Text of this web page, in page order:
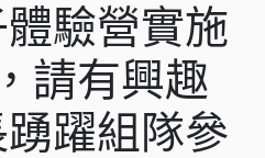
驗營實施
請有興趣
躍組隊參